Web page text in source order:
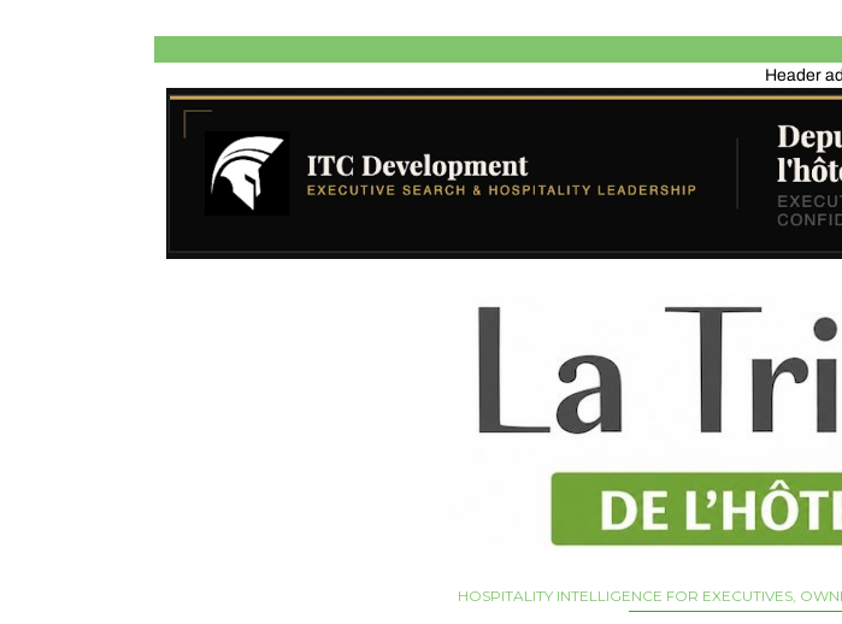
Header
HOSPITALITY INTELLIGENCE FOR EXECUTIVES,